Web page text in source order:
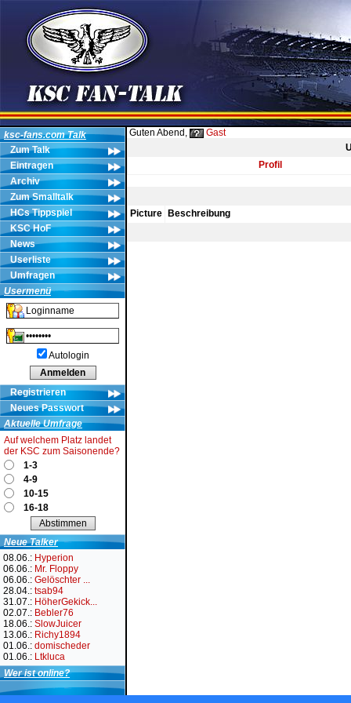
ksc-fans.com Talk
Zum Talk
Eintragen
Archiv
Zum Smalltalk
HCs Tippspiel
KSC HoF
News
Userliste
Umfragen
Usermenü
Autologin
Registrieren
Neues Passwort
Aktuelle Umfrage
Auf welchem Platz landet
der KSC zum Saisonende?
1-3
4-9
10-15
16-18
Neue Talker
08.06.: Hyperion
06.06.: Mr. Floppy
06.06.: Gelöschter ...
28.04.: tsab94
31.07.: HöherGekick...
02.07.: Bebler76
18.06.: SlowJuicer
13.06.: Richy1894
01.06.: domischeder
01.06.: Ltkluca
Wer ist online?
Guten Abend,
Gast
Profil
Picture Beschreibung